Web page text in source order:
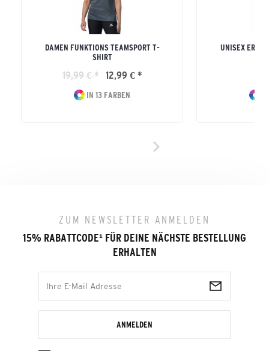
DAMEN FUNKTIONS TEAMSPORT T-
SHIRT
19,99 € * 12,99 € *
IN 13 FARBEN
UNISEX
ZUM NEWSLETTER ANMELDEN
15% RABATTCODE¹ FÜR DEINE NÄCHSTE BESTELLUNG
ERHALTEN
ANMELDEN